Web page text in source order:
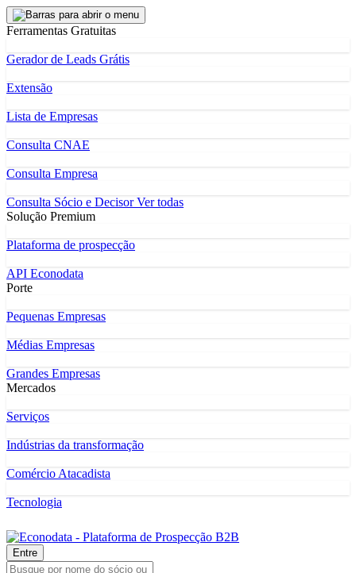
Ferramentas Gratuitas
Gerador de Leads Grátis
Extensão
Lista de Empresas
Consulta CNAE
Consulta Empresa
Consulta Sócio e DecisorVer todas
Solução Premium
Plataforma de prospecção
API Econodata
Porte
Pequenas Empresas
Médias Empresas
Grandes Empresas
Mercados
Serviços
Indústrias da transformação
Comércio Atacadista
Tecnologia
Entre